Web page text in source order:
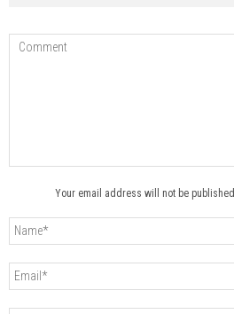
Your email address will not be